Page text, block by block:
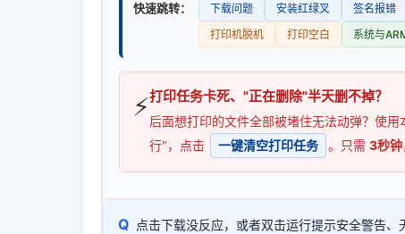
快速跳转： 下载问题 安装红绿叉 签名报错
打印机脱机
打印空白 系统与
⚡打印任务卡死、"正在删除"半天删不掉？
后面想打印的文件全部被堵住无法动弹？使用
行"，点击
一键清空打印任务 。只需 3秒钟
Q 点击下载没反应，或者双击运行提示安全警告、